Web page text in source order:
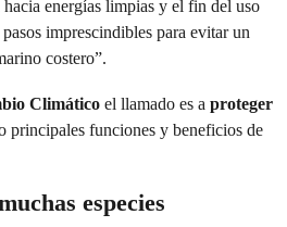
energías limpias y el fin del uso
imprescindibles para evitar un
costero”.
Climático el llamado es a proteger
principales funciones y beneficios de
especies